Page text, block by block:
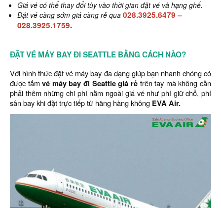
Giá vé có thể thay đổi tùy vào thời gian đặt vé và hạng ghế.
Đặt vé càng sớm giá càng rẻ qua 028.3925.6479–
028.3925.1759.
ĐẶT VÉ MÁY BAY ĐI SEATTLE BẰNG CÁCH NÀO?
Với hình thức đặt vé máy bay đa dạng giúp bạn nhanh chóng có
được tấmvé máy bay đi Seattle giá rẻtrên tay mà không cần
phải thêm những chi phí nằm ngoài giá vé như phí giữ chỗ, phí
sân bay khi đặt trực tiếp từ hãng hàng không EVA Air.